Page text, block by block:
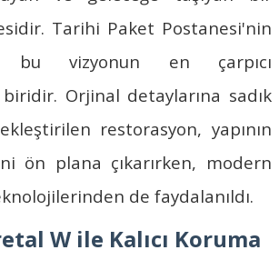
Tarihi Paket Postanesi'nin
bu vizyonun en çarpıcı
Orjinal detaylarına sadık
restorasyon, yapının
ön plana çıkarırken, modern
de faydalanıldı.
W ile Kalıcı Koruma